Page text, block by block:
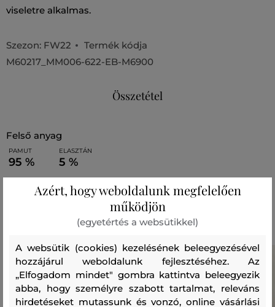
viseletre alkalmas.
Szezon: FW22
Termék kódja
M60217_MM006-622-EB-M6900
Összetétel
felső anyag
PAMUT
95 %
ELASZTÁN
5 %
Ajánlott termékek
Azért, hogy weboldalunk megfelelően
működjön
(egyetértés a websütikkel)
A websütik (cookies) kezelésének beleegyezésével
hozzájárul weboldalunk fejlesztéséhez. Az
„Elfogadom mindet" gombra kattintva beleegyezik
abba, hogy személyre szabott tartalmat, releváns
hirdetéseket mutassunk és vonzó, online vásárlási